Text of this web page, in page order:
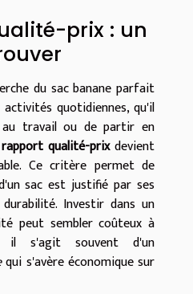
prix : un
du sac banane parfait
quotidiennes, qu'il
travail ou de partir en
rapport qualité-prixdevient
Ce critère permet de
sac est justifié par ses
Investir dans un
peut sembler coûteux à
il s'agit souvent d'un
qui s'avère économique sur